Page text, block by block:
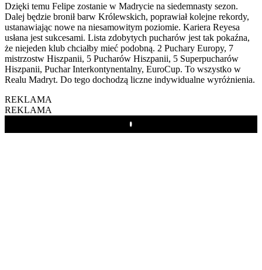
Dzięki temu Felipe zostanie w Madrycie na siedemnasty sezon.
Dalej będzie bronił barw Królewskich, poprawiał kolejne rekordy,
ustanawiając nowe na niesamowitym poziomie. Kariera Reyesa
usłana jest sukcesami. Lista zdobytych pucharów jest tak pokaźna,
że niejeden klub chciałby mieć podobną. 2 Puchary Europy, 7
mistrzostw Hiszpanii, 5 Pucharów Hiszpanii, 5 Superpucharów
Hiszpanii, Puchar Interkontynentalny, EuroCup. To wszystko w
Realu Madryt. Do tego dochodzą liczne indywidualne wyróżnienia.
REKLAMA
REKLAMA
Play